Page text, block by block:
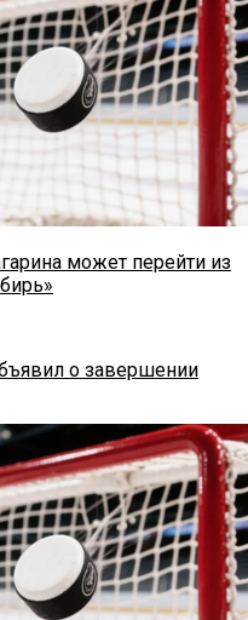
может перейти из
о завершении